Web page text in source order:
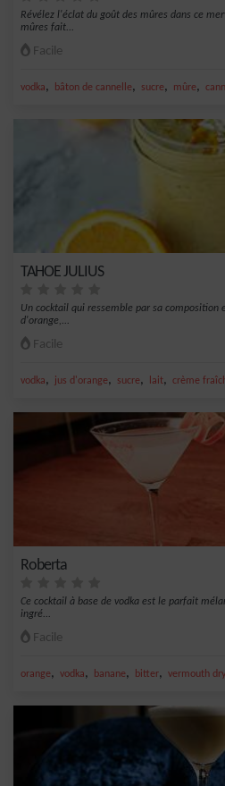
Révélez l'éclat du goût des mûres dans ce
mûres fait...
Facile
vodka, bâton de cannelle, sucre, mûre,
TAHOE JULIUS
Un cocktail qui ressemble par sa composition
d'orange,...
Facile
vodka, jus d'orange, sucre, lait, crème
Roberta
Ce cocktail à base de vodka est le parfait
ingré...
Facile
orange, vodka, banane, bitter, vermouth dry